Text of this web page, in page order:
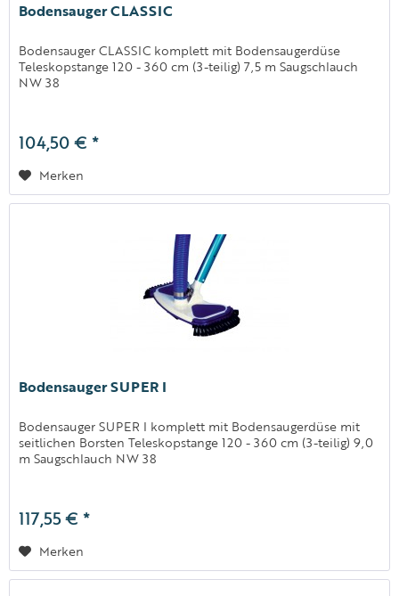
Bodensauger CLASSIC
Bodensauger CLASSIC komplett mit Bodensaugerdüse
Teleskopstange 120 - 360 cm (3-teilig) 7,5 m Saugschlauch
NW 38
104,50 € *
Merken
Bodensauger SUPER I
Bodensauger SUPER I komplett mit Bodensaugerdüse mit
seitlichen Borsten Teleskopstange 120 - 360 cm (3-teilig) 9,0
m Saugschlauch NW 38
117,55 € *
Merken